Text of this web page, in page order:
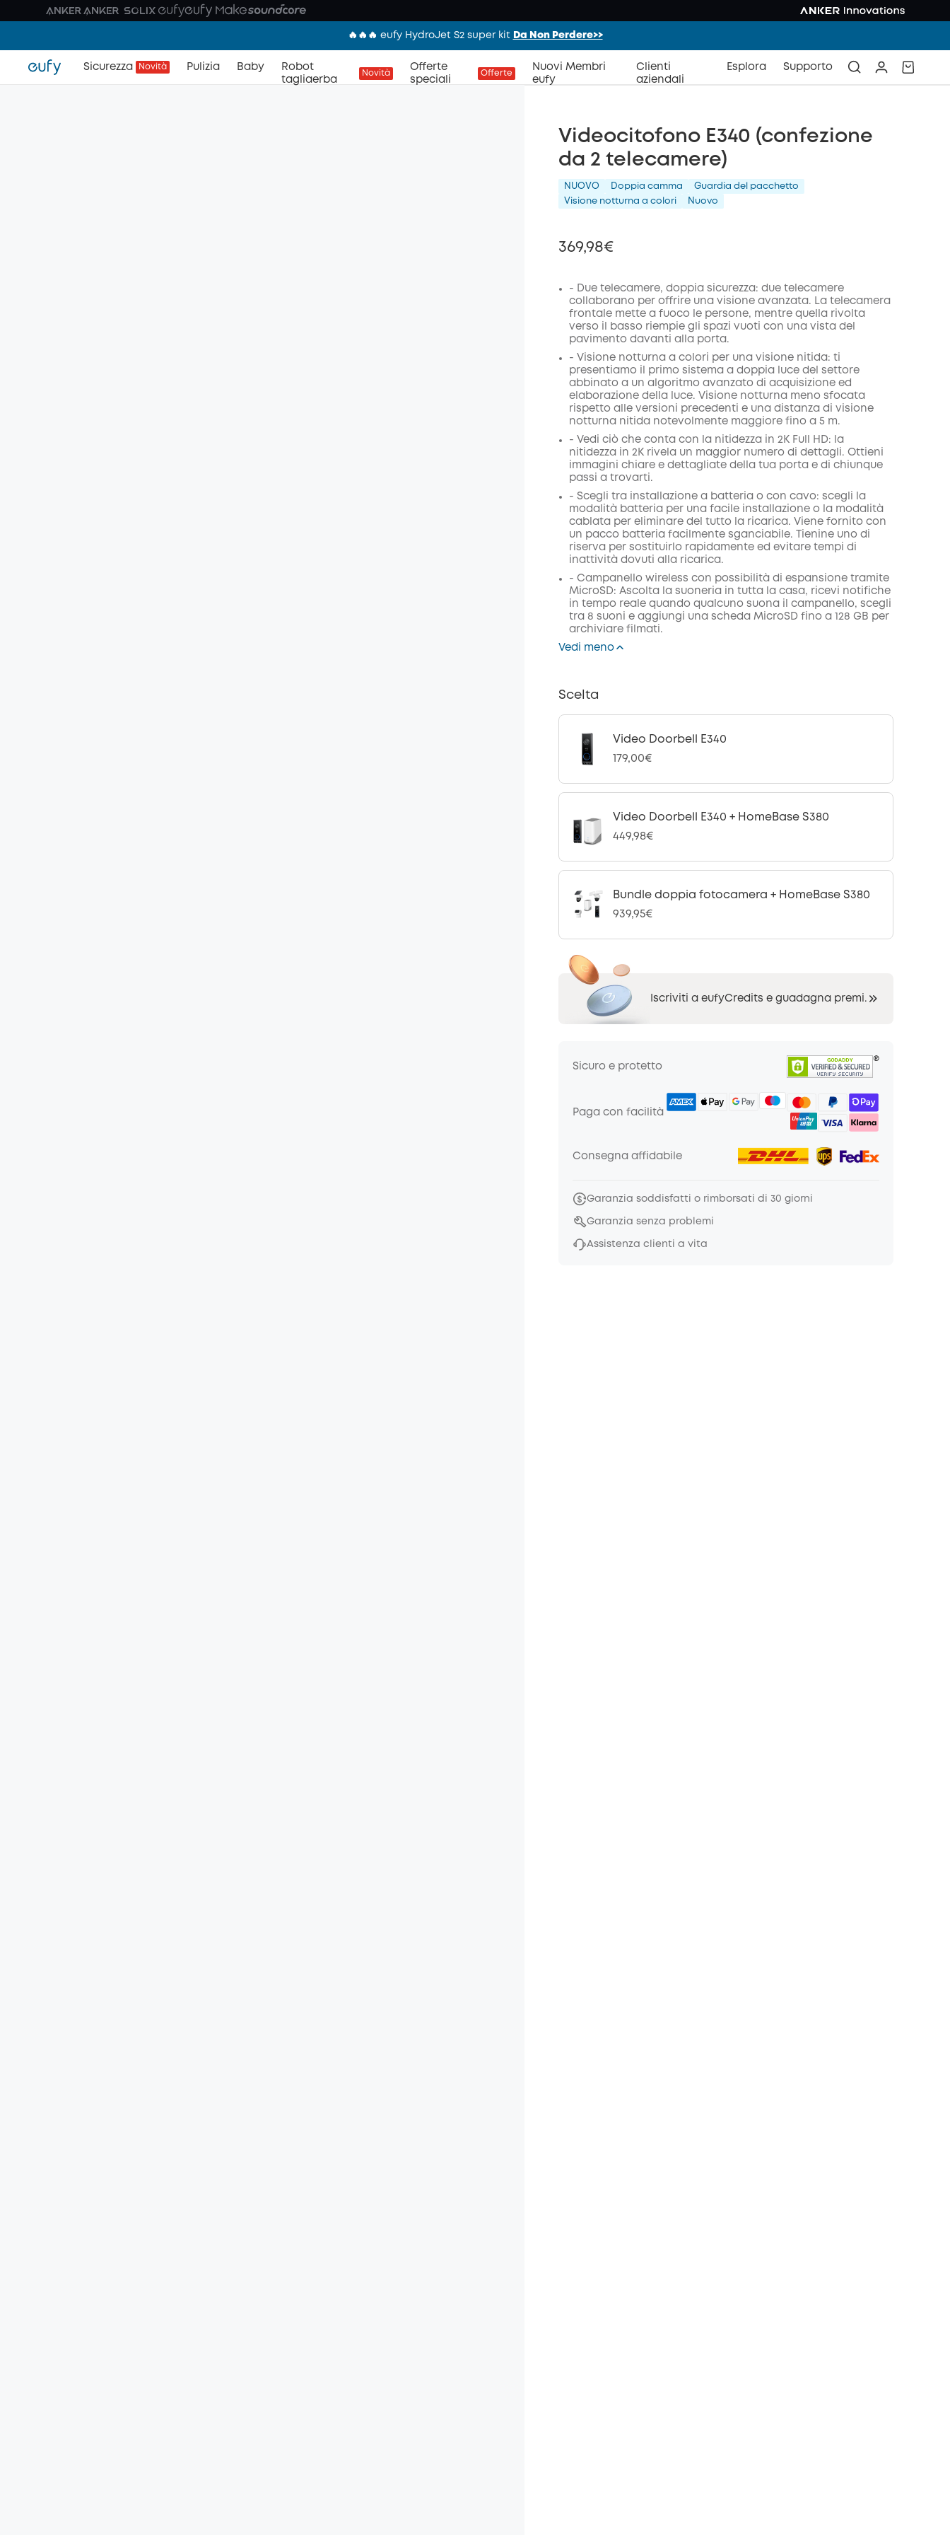
🔥🔥🔥 eufy HydroJet S2 super kit Da Non Perdere>>
Sicurezza Novità Pulizia Baby
Robot
tagliaerba
Novità
Offerte
speciali
Offerte
Nuovi Membri
eufy
Clienti
aziendali
Esplora Supporto
Videocitofono E340 (confezione
da 2 telecamere)
NUOVO Doppia camma
Guardia del pacchetto
Visione notturna a colori
Nuovo
369,98€
di sconto
Codice:
COPIA
- Due telecamere, doppia sicurezza: due telecamere
collaborano per offrire una visione avanzata. La telecamera
frontale mette a fuoco le persone, mentre quella rivolta
verso il basso riempie gli spazi vuoti con una vista del
pavimento davanti alla porta.
- Visione notturna a colori per una visione nitida: ti
presentiamo il primo sistema a doppia luce del settore
abbinato a un algoritmo avanzato di acquisizione ed
elaborazione della luce. Visione notturna meno sfocata
rispetto alle versioni precedenti e una distanza di visione
notturna nitida notevolmente maggiore fino a 5 m.
- Vedi ciò che conta con la nitidezza in 2K Full HD: la
nitidezza in 2K rivela un maggior numero di dettagli. Ottieni
immagini chiare e dettagliate della tua porta e di chiunque
passi a trovarti.
- Scegli tra installazione a batteria o con cavo: scegli la
modalità batteria per una facile installazione o la modalità
cablata per eliminare del tutto la ricarica. Viene fornito con
un pacco batteria facilmente sganciabile. Tienine uno di
riserva per sostituirlo rapidamente ed evitare tempi di
inattività dovuti alla ricarica.
- Campanello wireless con possibilità di espansione tramite
MicroSD: Ascolta la suoneria in tutta la casa, ricevi notifiche
in tempo reale quando qualcuno suona il campanello, scegli
tra 8 suoni e aggiungi una scheda MicroSD fino a 128 GB per
archiviare filmati.
Vedi meno
Scelta
Video Doorbell E340
179,00€
Video Doorbell E340 + HomeBase S380
449,98€
Bundle doppia fotocamera + HomeBase S380
939,95€
Iscriviti a eufyCredits e guadagna premi.
Sicuro e protetto
Paga con facilità
Consegna affidabile
Garanzia soddisfatti o rimborsati di 30 giorni
Garanzia senza problemi
Assistenza clienti a vita